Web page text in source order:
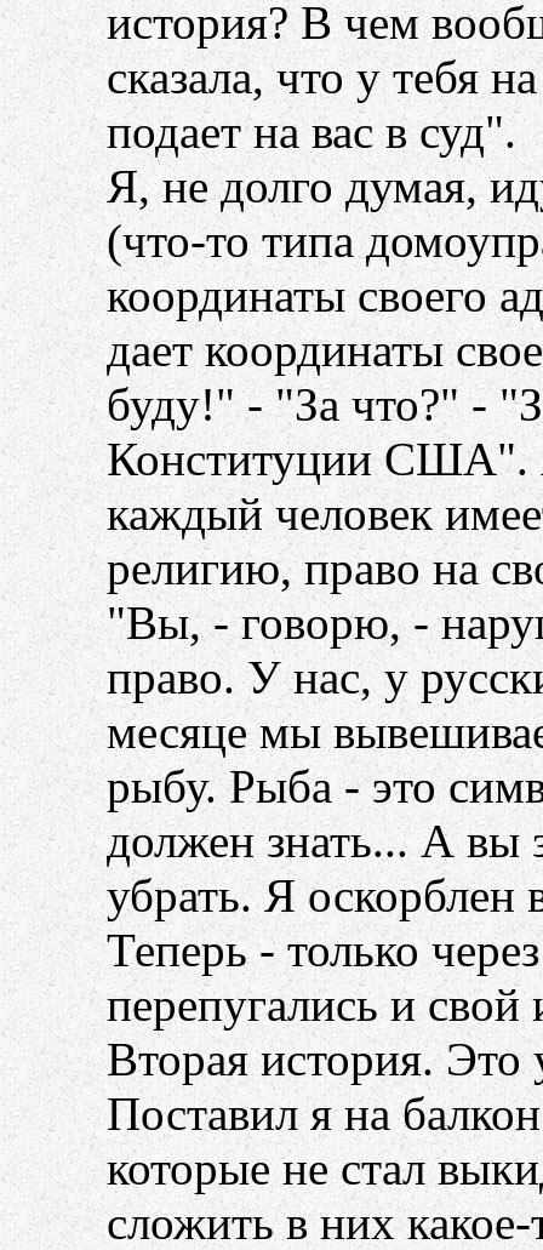
история? В чем
сказала, что у тебя
подает на вас в суд".
Я, не долго думая,
(что-то типа
координаты своего
дает координаты
буду!" - "За что?" -
Конституции США". А
каждый человек
религию, право на
"Вы, - говорю, -
право. У нас, у
месяце мы
рыбу. Рыба - это
должен знать... А вы
убрать. Я оскорблен
Теперь - только
перепугались и свой
Вторая история.
Поставил я на
которые не стал
сложить в них